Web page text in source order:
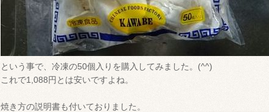
という事で、冷凍の50個入りを購入してみました。(^^)
これで1,088円とは安いですよね。
焼き方の説明書も付いておりました。